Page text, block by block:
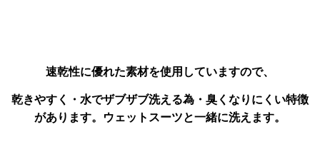
速乾性に優れた素材を使用していますので、
乾きやすく・水でザブザブ洗える為・臭くなりにくい特徴
があります。ウェットスーツと一緒に洗えます。